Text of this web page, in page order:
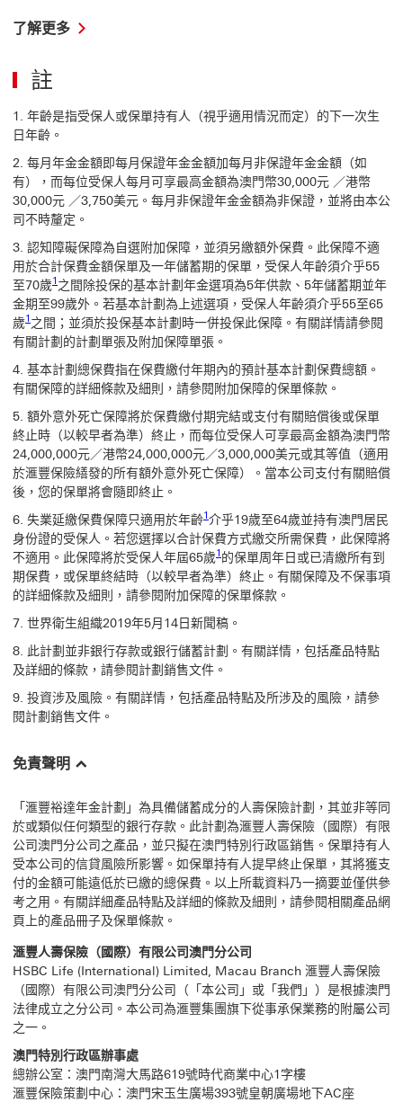
了解更多
解
索
償
及
服
務
註
1. 年齡是指受保人或保單持有人（視乎適用情況而定）的下一次生
日年齡。
2. 每月年金金額即每月保證年金金額加每月非保證年金金額（如
有），而每位受保人每月可享最高金額為澳門幣30,000元 ／港幣
30,000元 ／3,750美元。每月非保證年金金額為非保證，並將由本公
司不時釐定。
3. 認知障礙保障為自選附加保障，並須另繳額外保費。此保障不適
用於合計保費金額保單及一年儲蓄期的保單，受保人年齡須介乎55
至70歲1
1 參考腳註1
之間除投保的基本計劃年金選項為5年供款、5年儲蓄期並年
金期至99歲外。若基本計劃為上述選項，受保人年齡須介乎55至65
歲1
1 參考腳註1
之間；並須於投保基本計劃時一併投保此保障。有關詳情請參閱
有關計劃的計劃單張及附加保障單張。
4. 基本計劃總保費指在保費繳付年期內的預計基本計劃保費總額。
有關保障的詳細條款及細則，請參閱附加保障的保單條款。
5. 額外意外死亡保障將於保費繳付期完結或支付有關賠償後或保單
終止時（以較早者為準）終止，而每位受保人可享最高金額為澳門幣
24,000,000元／港幣24,000,000元／3,000,000美元或其等值（適用
於滙豐保險繕發的所有額外意外死亡保障）。當本公司支付有關賠償
後，您的保單將會隨即終止。
6. 失業延繳保費保障只適用於年齡1 介乎19歲至64歲並持有澳門居民
身份證的受保人。若您選擇以合計保費方式繳交所需保費，此保障將
不適用。此保障將於受保人年屆65歲1
1 參考腳註1
的保單周年日或已清繳所有到
期保費，或保單終結時（以較早者為準）終止。有關保障及不保事項
的詳細條款及細則，請參閱附加保障的保單條款。
7. 世界衛生組織2019年5月14日新聞稿。
8. 此計劃並非銀行存款或銀行儲蓄計劃。有關詳情，包括產品特點
及詳細的條款，請參閱計劃銷售文件。
9. 投資涉及風險。有關詳情，包括產品特點及所涉及的風險，請參
閱計劃銷售文件。
免責聲明
「滙豐裕達年金計劃」為具備儲蓄成分的人壽保險計劃，其並非等同
於或類似任何類型的銀行存款。此計劃為滙豐人壽保險（國際）有限
公司澳門分公司之產品，並只擬在澳門特別行政區銷售。保單持有人
受本公司的信貸風險所影響。如保單持有人提早終止保單，其將獲支
付的金額可能遠低於已繳的總保費。以上所載資料乃一摘要並僅供參
考之用。有關詳細產品特點及詳細的條款及細則，請參閱相關產品網
頁上的產品冊子及保單條款。
滙豐人壽保險（國際）有限公司澳門分公司
HSBC Life (International) Limited, Macau Branch 滙豐人壽保險
（國際）有限公司澳門分公司（「本公司」或「我們」）是根據澳門
法律成立之分公司。本公司為滙豐集團旗下從事承保業務的附屬公司
之一。
澳門特別行政區辦事處
總辦公室：澳門南灣大馬路619號時代商業中心1字樓
滙豐保險策劃中心：澳門宋玉生廣場393號皇朝廣場地下AC座